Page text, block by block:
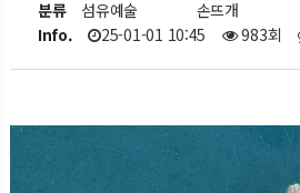
분류 섬유예술
손뜨개
Info.
25-01-01 10:45 983회